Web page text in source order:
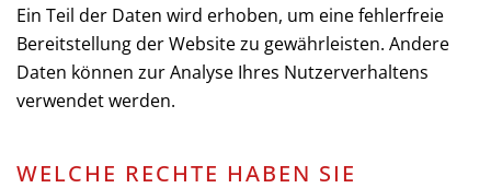
Ein Teil der Daten wird erhoben, um eine fehlerfreie
Bereitstellung der Website zu gewährleisten. Andere
Daten können zur Analyse Ihres Nutzerverhaltens
verwendet werden.
WELCHE RECHTE HABEN SIE